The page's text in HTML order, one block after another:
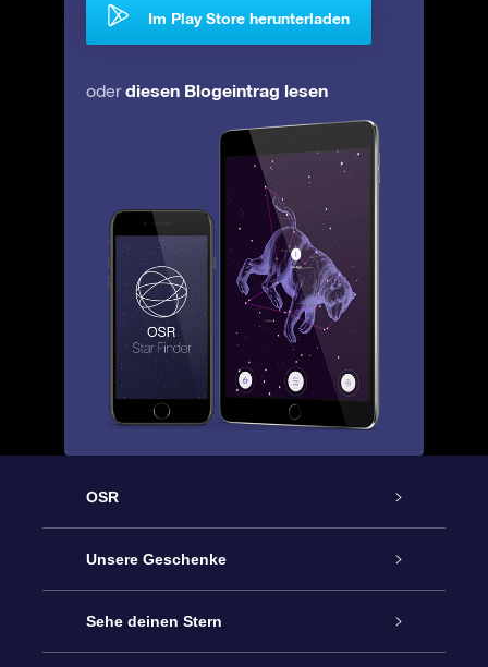
Im Play Store herunterladen
oderdiesen Blogeintrag lesen
OSR
Service
Kontakt
Unsere Geschenke
Sterne schenken
Sehe deinen Stern